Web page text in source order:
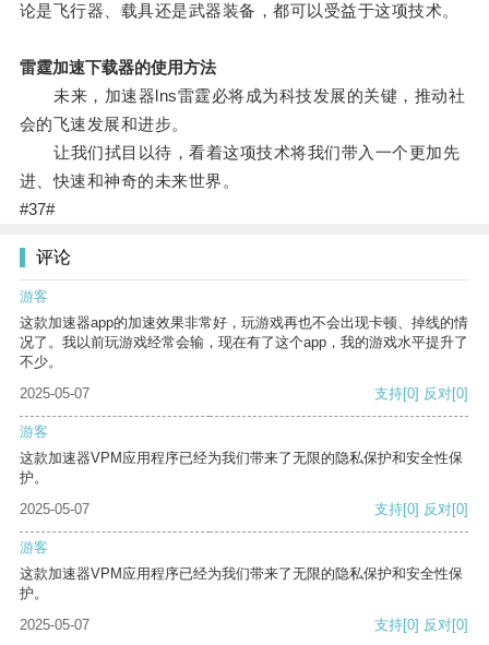
论是飞行器、载具还是武器装备，都可以受益于这项技术。
雷霆加速下载器的使用方法
未来，加速器lns雷霆必将成为科技发展的关键，推动社
会的飞速发展和进步。
让我们拭目以待，看着这项技术将我们带入一个更加先
进、快速和神奇的未来世界。
#37#
评论
游客
这款加速器app的加速效果非常好，玩游戏再也不会出现卡顿、掉线的情
况了。我以前玩游戏经常会输，现在有了这个app，我的游戏水平提升了
不少。
2025-05-07
支持[0] 反对[0]
游客
这款加速器VPM应用程序已经为我们带来了无限的隐私保护和安全性保
护。
2025-05-07
支持[0] 反对[0]
游客
这款加速器VPM应用程序已经为我们带来了无限的隐私保护和安全性保
护。
2025-05-07
支持[0] 反对[0]